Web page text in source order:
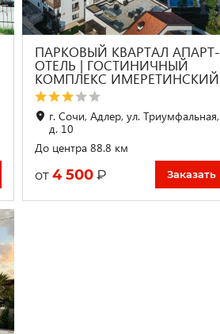
ПАРКОВЫЙ КВАРТАЛ АПАРТ-
ОТЕЛЬ | ГОСТИНИЧНЫЙ
КОМПЛЕКС ИМЕРЕТИНСКИЙ
г. Сочи, Адлер, ул. Триумфальная,
д. 10
До центра 88.8 км
от4 500 ₽ Заказать